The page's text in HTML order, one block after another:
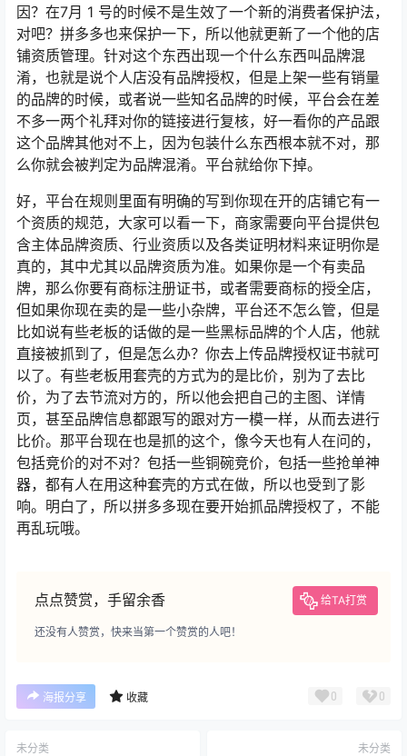
因？在7月 1 号的时候不是生效了一个新的消费者保护法，
对吧？拼多多也来保护一下，所以他就更新了一个他的店
铺资质管理。针对这个东西出现一个什么东西叫品牌混
淆，也就是说个人店没有品牌授权，但是上架一些有销量
的品牌的时候，或者说一些知名品牌的时候，平台会在差
不多一两个礼拜对你的链接进行复核，好一看你的产品跟
这个品牌其他对不上，因为包装什么东西根本就不对，那
么你就会被判定为品牌混淆。平台就给你下掉。
好，平台在规则里面有明确的写到你现在开的店铺它有一
个资质的规范，大家可以看一下，商家需要向平台提供包
含主体品牌资质、行业资质以及各类证明材料来证明你是
真的，其中尤其以品牌资质为准。如果你是一个有卖品
牌，那么你要有商标注册证书，或者需要商标的授全店，
但如果你现在卖的是一些小杂牌，平台还不怎么管，但是
比如说有些老板的话做的是一些黑标品牌的个人店，他就
直接被抓到了，但是怎么办？你去上传品牌授权证书就可
以了。有些老板用套壳的方式为的是比价，别为了去比
价，为了去节流对方的，所以他会把自己的主图、详情
页，甚至品牌信息都跟写的跟对方一模一样，从而去进行
比价。那平台现在也是抓的这个，像今天也有人在问的，
包括竞价的对不对？包括一些铜碗竞价，包括一些抢单神
器，都有人在用这种套壳的方式在做，所以也受到了影
响。明白了，所以拼多多现在要开始抓品牌授权了，不能
再乱玩哦。
点点赞赏，手留余香 给TA打赏
还没有人赞赏，快来当第一个赞赏的人吧！
海报分享 收藏 0 0
未分类 未分类